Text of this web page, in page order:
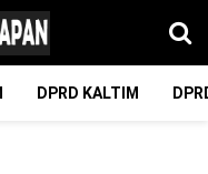
DPRD KALTIM